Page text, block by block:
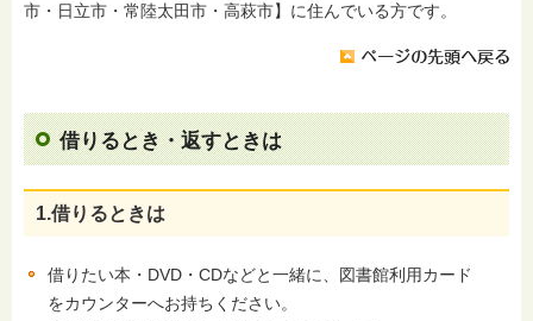
市・日立市・常陸太田市・高萩市】に住んでいる方です。
借りるとき・返すときは
1.借りるときは
借りたい本・DVD・CDなどと一緒に、図書館利用カード
をカウンターへお持ちください。